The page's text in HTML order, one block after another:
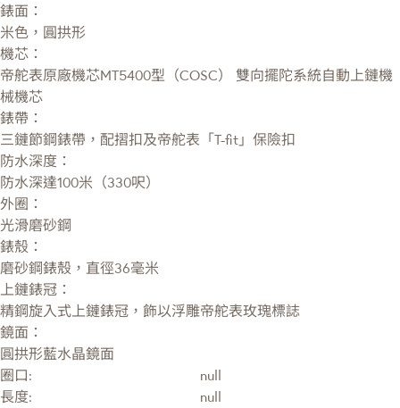
錶面：
米色，圓拱形
機芯：
帝舵表原廠機芯MT5400型（COSC） 雙向擺陀系統自動上鏈機
械機芯
錶帶：
三鏈節鋼錶帶，配摺扣及帝舵表「T-fit」保險扣
防水深度：
防水深達100米（330呎）
外圈：
光滑磨砂鋼
錶殼：
磨砂鋼錶殼，直徑36毫米
上鏈錶冠：
精鋼旋入式上鏈錶冠，飾以浮雕帝舵表玫瑰標誌
鏡面：
圓拱形藍水晶鏡面
圈口:
null
長度:
null